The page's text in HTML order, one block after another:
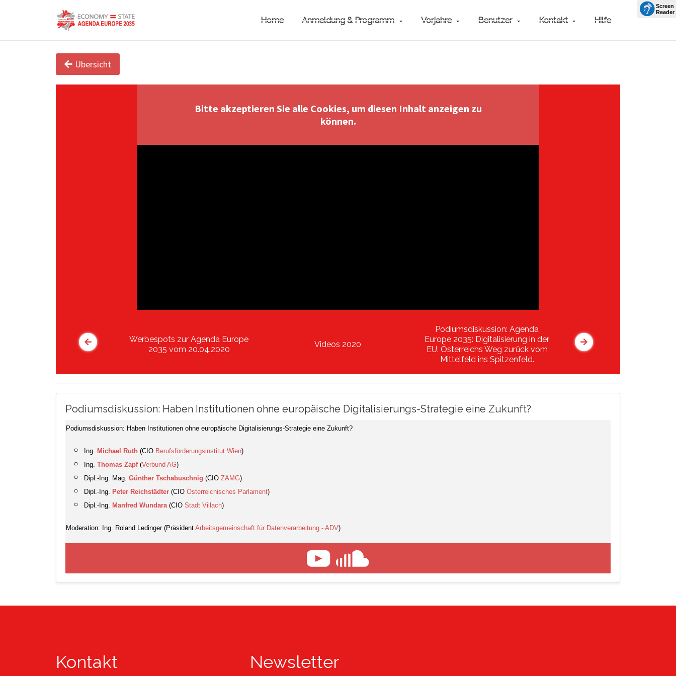
Home Anmeldung & Programm Vorjahre Benutzer Kontakt Hilfe
Übersicht
Bitte akzeptieren Sie alle Cookies, um diesen Inhalt anzeigen zu
können.
Werbespots zur Agenda Europe
2035 vom 20.04.2020
Videos 2020
Podiumsdiskussion: Agenda
Europe 2035: Digitalisierung in der
EU. Österreichs Weg zurück vom
Mittelfeld ins Spitzenfeld.
Podiumsdiskussion: Haben Institutionen ohne europäische Digitalisierungs-Strategie eine Zukunft?
Podiumsdiskussion: Haben Institutionen ohne europäische Digitalisierungs-Strategie eine Zukunft?
Ing. Michael Ruth (CIO Berufsförderungsinstitut Wien)
Ing. Thomas Zapf (Verbund AG)
Dipl.-Ing. Mag. Günther Tschabuschnig (CIO ZAMG)
Dipl.-Ing. Peter Reichstädter (CIO Österreichisches Parlament)
Dipl.-Ing. Manfred Wundara (CIO Stadt Villach)
Moderation: Ing. Roland Ledinger (Präsident Arbeitsgemeinschaft für Datenverarbeitung - ADV)
Kontakt Newsletter